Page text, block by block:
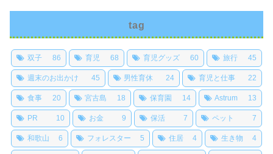
tag
双子 86 育児 68 育児グッズ 60 旅行 45
週末のお出かけ 45 男性育休 24 育児と仕事 22
食事 20 宮古島 18 保育園 14 Astrum 13
PR 10 お金 9 保活 7 ペット 7
和歌山 6 フォレスター 5 住居 4 生き物 4